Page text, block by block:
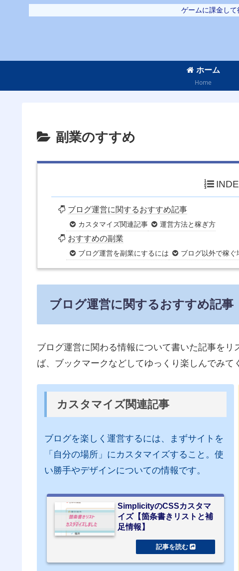
ゲームに課金して
ホーム
Home
副業のすすめ
ブログ運営に関するおすすめ記事
カスタマイズ関連記事 運営方法と稼ぎ方
おすすめの副業
ブログ運営を副業にするには ブログ以外で稼ぐ
ブログ運営に関するおすすめ記事
ブログ運営に関わる情報について書いた記事を
ば、ブックマークなどしてゆっくり楽しんでみて
カスタマイズ関連記事
ブログを楽しく運営するには、まずサイトを
「自分の場所」にカスタマイズすること。使
い勝手やデザインについての情報です。
SimplicityのCSSカスタマ
イズ【箇条書きリストと補
足情報】